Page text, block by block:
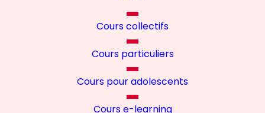
Cours collectifs
Cours particuliers
Cours pour adolescents
Cours e-learning